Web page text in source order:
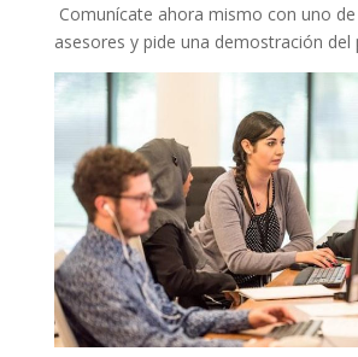
Comunícate ahora mismo con uno
asesores y pide una demostración del